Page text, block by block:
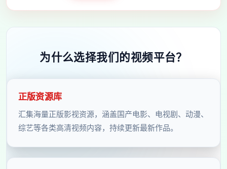
为什么选择我们的视频平台？
正版资源库
汇集海量正版影视资源，涵盖国产电影、电视剧、动漫、
综艺等各类高清视频内容，持续更新最新作品。